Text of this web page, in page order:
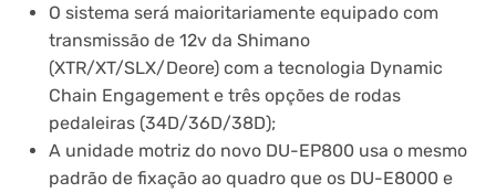
O sistema será maioritariamente equipado com
transmissão de 12v da Shimano
(XTR/XT/SLX/Deore) com a tecnologia Dynamic
Chain Engagement e três opções de rodas
pedaleiras (34D/36D/38D);
A unidade motriz do novo DU-EP800 usa o mesmo
padrão de fixação ao quadro que os DU-E8000 e